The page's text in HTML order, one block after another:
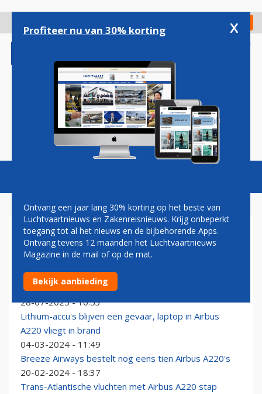
gaan
Check in
Magazine Podcasts Vacatures
BREEZE AIRWAYS
Airbus viert mijlpaal met honderdste in Amerika
gebouwde A220
28-07-2025 - 10:53
Lithium-accu's blijven een gevaar, laptop in Airbus
A220 vliegt in brand
04-03-2024 - 11:49
Breeze Airways bestelt nog eens tien Airbus A220's
20-02-2024 - 18:37
Trans-Atlantische vluchten met Airbus A220 stap
Profiteer nu van 30% korting x
Ontvang een jaar lang 30% korting op het beste van
Luchtvaartnieuws en Zakenreisnieuws. Krijg onbeperkt
toegang tot al het nieuws en de bijbehorende Apps.
Ontvang tevens 12 maanden het Luchtvaartnieuws
Magazine in de mail of op de mat.
Bekijk aanbieding